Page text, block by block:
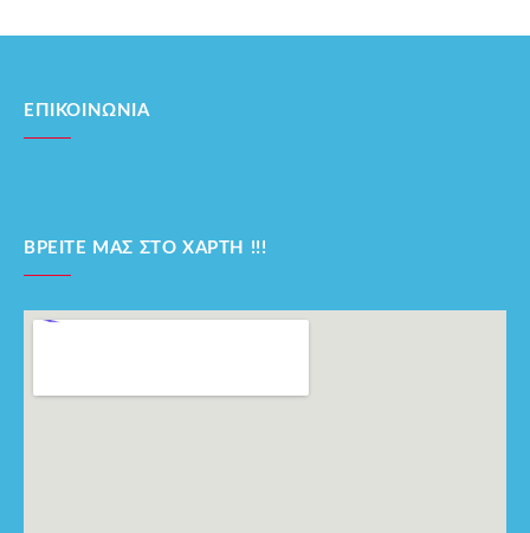
ΕΠΙΚΟΙΝΩΝΊΑ
ΒΡΕΊΤΕ ΜΑΣ ΣΤΟ ΧΆΡΤΗ !!!